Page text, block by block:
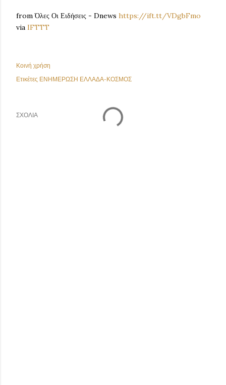
from Όλες Οι Ειδήσεις - Dnews https://ift.tt/VDgbFmo
via IFTTT
Κοινή χρήση
Ετικέτες ΕΝΗΜΕΡΩΣΗ ΕΛΛΑΔΑ-ΚΟΣΜΟΣ
ΣΧΌΛΙΑ